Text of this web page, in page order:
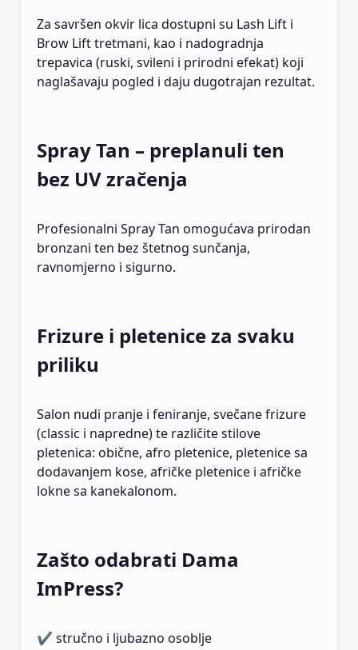
Za savršen okvir lica dostupni su Lash Lift i
Brow Lift tretmani, kao i nadogradnja
trepavica (ruski, svileni i prirodni efekat) koji
naglašavaju pogled i daju dugotrajan rezultat.
Spray Tan – preplanuli ten
bez UV zračenja
Profesionalni Spray Tan omogućava prirodan
bronzani ten bez štetnog sunčanja,
ravnomjerno i sigurno.
Frizure i pletenice za svaku
priliku
Salon nudi pranje i feniranje, svečane frizure
(classic i napredne) te različite stilove
pletenica: obične, afro pletenice, pletenice sa
dodavanjem kose, afričke pletenice i afričke
lokne sa kanekalonom.
Zašto odabrati Dama
ImPress?
✔ stručno i ljubazno osoblje